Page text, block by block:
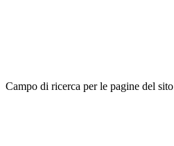
Campo di ricerca per le pagine del sito